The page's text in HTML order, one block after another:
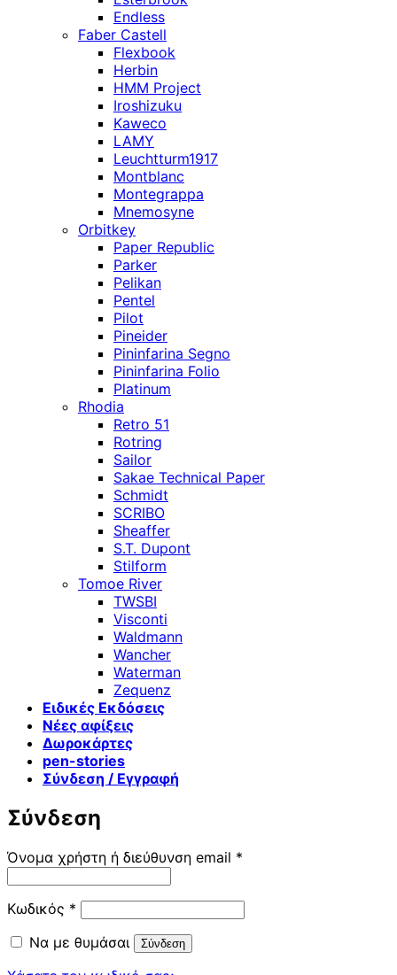
Endless
Faber Castell
Flexbook
Herbin
HMM Project
Iroshizuku
Kaweco
LAMY
Leuchtturm1917
Montblanc
Montegrappa
Mnemosyne
Orbitkey
Paper Republic
Parker
Pelikan
Pentel
Pilot
Pineider
Pininfarina Segno
Pininfarina Folio
Platinum
Rhodia
Retro 51
Rotring
Sailor
Sakae Technical Paper
Schmidt
SCRIBO
Sheaffer
S.T. Dupont
Stilform
Tomoe River
TWSBI
Visconti
Waldmann
Wancher
Waterman
Zequenz
Ειδικές Εκδόσεις
Νέες αφίξεις
Δωροκάρτες
pen-stories
Σύνδεση / Εγγραφή
Σύνδεση
Όνομα χρήστη ή διεύθυνση email *
Κωδικός * Απαιτείται
Να με θυμάσαι
Σύνδεση